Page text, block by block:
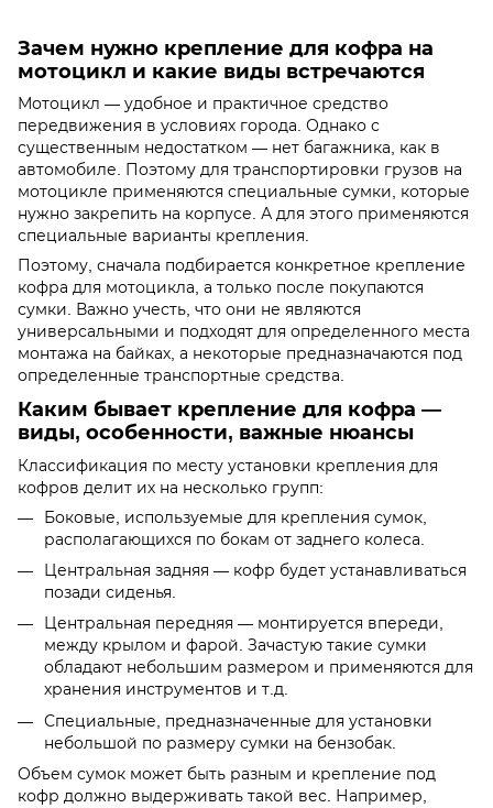
Зачем нужно крепление для кофра на
мотоцикл и какие виды встречаются
Мотоцикл — удобное и практичное средство
передвижения в условиях города. Однако с
существенным недостатком — нет багажника, как в
автомобиле. Поэтому для транспортировки грузов на
мотоцикле применяются специальные сумки, которые
нужно закрепить на корпусе. А для этого применяются
специальные варианты крепления.
Поэтому, сначала подбирается конкретное крепление
кофра для мотоцикла, а только после покупаются
сумки. Важно учесть, что они не являются
универсальными и подходят для определенного места
монтажа на байках, а некоторые предназначаются под
определенные транспортные средства.
Каким бывает крепление для кофра —
виды, особенности, важные нюансы
Классификация по месту установки крепления для
кофров делит их на несколько групп:
Боковые, используемые для крепления сумок,
располагающихся по бокам от заднего колеса.
Центральная задняя — кофр будет устанавливаться
позади сиденья.
Центральная передняя — монтируется впереди,
между крылом и фарой. Зачастую такие сумки
обладают небольшим размером и применяются для
хранения инструментов и т.д.
Специальные, предназначенные для установки
небольшой по размеру сумки на бензобак.
Объем сумок может быть разным и крепление под
кофр должно выдерживать такой вес. Например,